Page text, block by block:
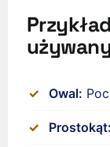
Owal:
Prostokąt: